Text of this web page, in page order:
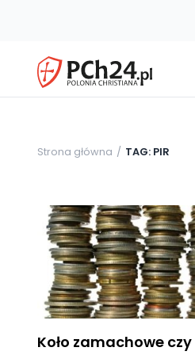
Strona główna TAG: PIR
Koło zamachowe czy